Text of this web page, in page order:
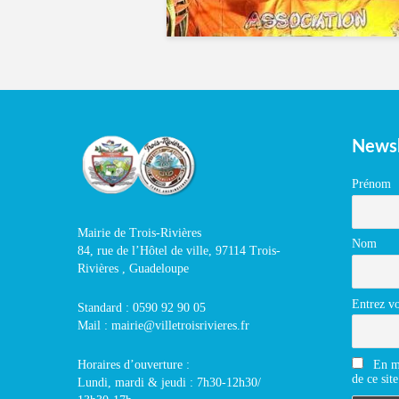
Mairie de Trois-Rivières
84, rue de l’Hôtel de ville, 97114 Trois-
Rivières , Guadeloupe
Standard : 0590 92 90 05
Mail : mairie@villetroisrivieres.fr
Horaires d’ouverture :
Lundi, mardi & jeudi : 7h30-12h30/
Prénom
Nom
Entrez
En
de ce site